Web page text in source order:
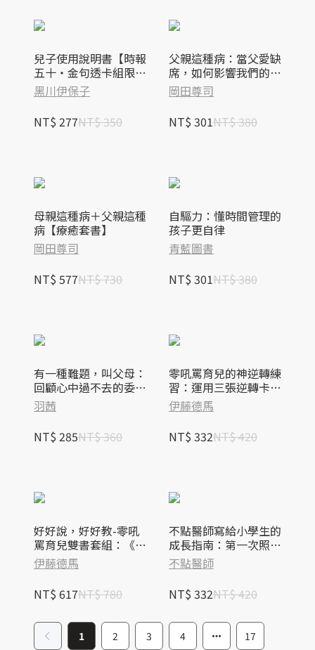
兒子使用說明書【時報
五十‧金句透卡組限量
版】
黑川伊保子
NT$ 277NT$ 350
父親這種病：當父愛缺
席，如何影響我們的一
生？【暢銷修訂版】
岡田尊司
NT$ 301NT$ 380
母親這種病＋父親這種
病【療癒套書】
岡田尊司
NT$ 577NT$ 730
自驅力：懂時間管理的
孩子更自律
青藍圖書
NT$ 301NT$ 380
有一種難題，叫父母：
回顧心中過不去的委
屈，醞釀自己未來的幸
福
羽茜
NT$ 285NT$ 360
零吼罵育兒的神逆轉練
習：運用三張逆轉卡，
讓情緒轉換，不罵不
逼，孩子更願意聽！
伊藤德馬
NT$ 332NT$ 420
好好說，好好教-零吼
罵育兒雙書套組：《零
吼罵育兒練習》＋《零
吼罵育兒的神逆轉練
習》
伊藤德馬
NT$ 617NT$ 780
不點醫師寫給小學生的
成長指南：第一次照顧
自己就上手！
不點醫師
NT$ 332NT$ 420
1 2 3 4 17